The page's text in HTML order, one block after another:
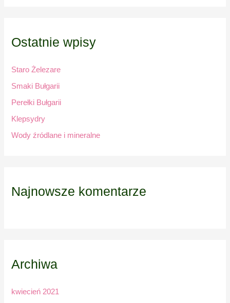
c
f
o
r
:
Ostatnie wpisy
Staro Żelezare
Smaki Bułgarii
Perełki Bułgarii
Klepsydry
Wody źródlane i mineralne
Najnowsze komentarze
Archiwa
kwiecień 2021